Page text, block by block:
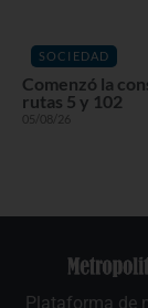
SOCIEDAD
Comenzó la
rutas 5 y 102
05/08/26
Plataforma de